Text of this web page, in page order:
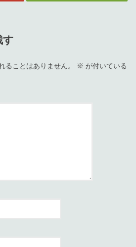
す
ることはありません。 ※ が付いている